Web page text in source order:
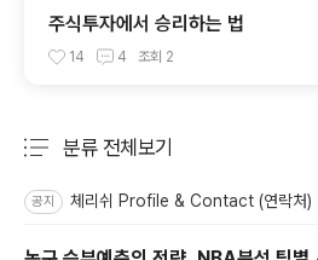
주식투자에서 승리하는 법
14 4 조회 2
분류 전체보기
공지 체리쉬 Profile & Contact (연락처)